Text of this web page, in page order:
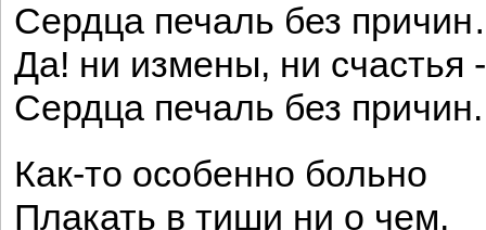
Сердца печаль без
Да! ни измены, ни счастья -
Сердца печаль без причин.
Как-то особенно больно
Плакать в тиши ни о чем.